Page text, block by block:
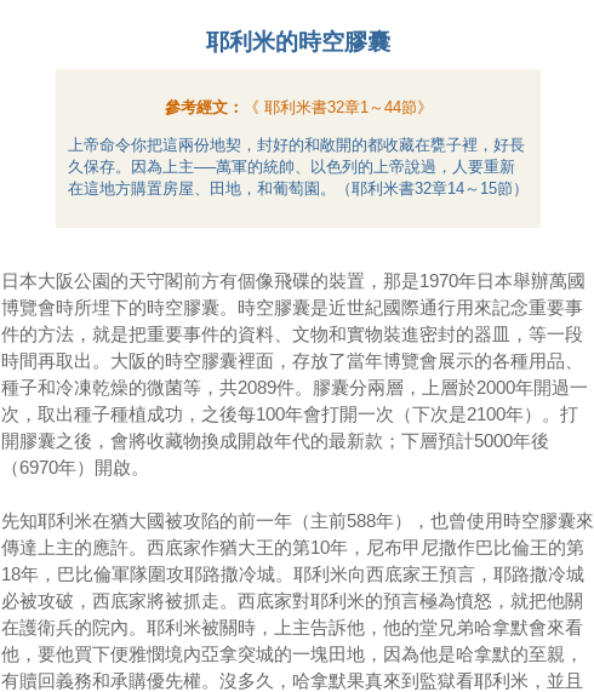
耶利米的時空膠囊
參考經文： 《 耶利米書32章1～44節》
上帝命令你把這兩份地契，封好的和敞開的都收藏在甕子裡，好長
久保存。因為上主──萬軍的統帥、以色列的上帝說過，人要重新
在這地方購置房屋、田地，和葡萄園。（耶利米書32章14～15節）
日本大阪公園的天守閣前方有個像飛碟的裝置，那是1970年日本舉辦萬國
博覽會時所埋下的時空膠囊。時空膠囊是近世紀國際通行用來記念重要事
件的方法，就是把重要事件的資料、文物和實物裝進密封的器皿，等一段
時間再取出。大阪的時空膠囊裡面，存放了當年博覽會展示的各種用品、
種子和冷凍乾燥的微菌等，共2089件。膠囊分兩層，上層於2000年開過一
次，取出種子種植成功，之後每100年會打開一次（下次是2100年）。打
開膠囊之後，會將收藏物換成開啟年代的最新款；下層預計5000年後
（6970年）開啟。
先知耶利米在猶大國被攻陷的前一年（主前588年），也曾使用時空膠囊來
傳達上主的應許。西底家作猶大王的第10年，尼布甲尼撒作巴比倫王的第
18年，巴比倫軍隊圍攻耶路撒冷城。耶利米向西底家王預言，耶路撒冷城
必被攻破，西底家將被抓走。西底家對耶利米的預言極為憤怒，就把他關
在護衛兵的院內。耶利米被關時，上主告訴他，他的堂兄弟哈拿默會來看
他，要他買下便雅憫境內亞拿突城的一塊田地，因為他是哈拿默的至親，
有贖回義務和承購優先權。沒多久，哈拿默果真來到監獄看耶利米，並且